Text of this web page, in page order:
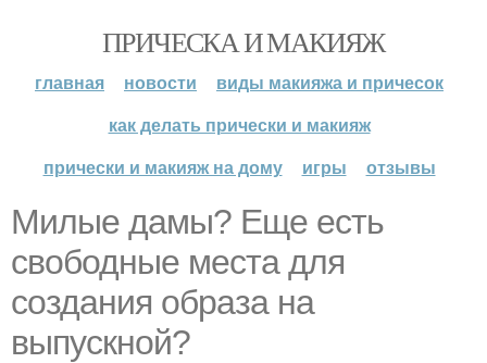
ПРИЧЕСКА И МАКИЯЖ
главная новости
виды макияжа и причесок
как делать прически и макияж
прически и макияж на дому
игры отзывы
Милые дамы? Еще есть
свободные места для
создания образа на
выпускной?